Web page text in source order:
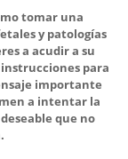
tomar una
y patologías
a acudir a su
instrucciones para
importante
a intentar la
que no